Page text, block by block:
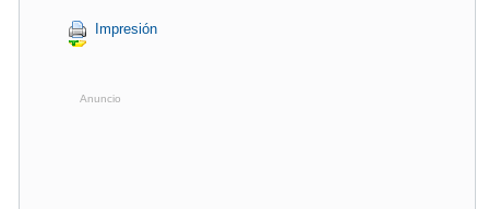
Impresión
Anuncio